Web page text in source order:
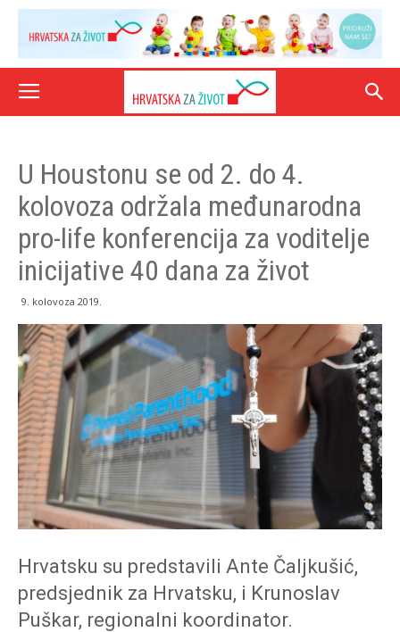
U Houstonu se od 2. do 4.
kolovoza održala međunarodna
pro-life konferencija za voditelje
inicijative 40 dana za život
9. kolovoza 2019.
Hrvatsku su predstavili Ante Čaljkušić,
predsjednik za Hrvatsku, i Krunoslav
Puškar, regionalni koordinator.